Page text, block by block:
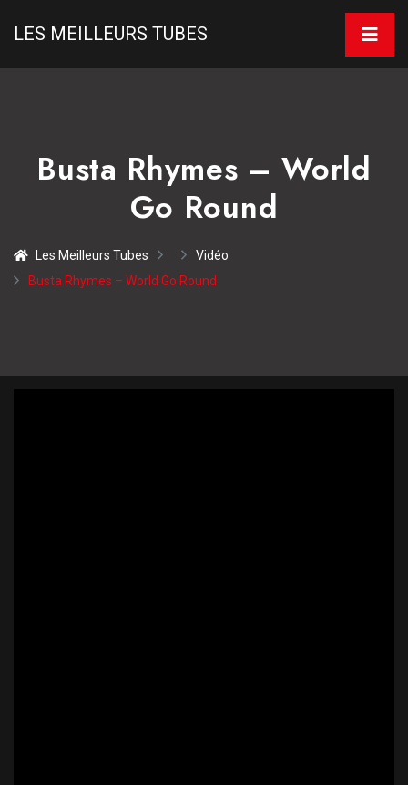
LES MEILLEURS TUBES
Busta Rhymes – World
Go Round
Les Meilleurs Tubes
Vidéo
Busta Rhymes – World Go Round